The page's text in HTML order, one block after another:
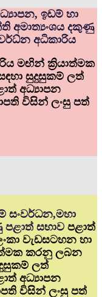
ඉඩම් හා
අමාත්‍යංශය දකුණු
අධිකාරිය
මඟින් ක්‍රියාත්මක
සුදුසුකම් ලත්
අධ්‍යාපන
විසින් ලංසු පත්
සංවර්ධන,මහා
පළාත් සභාව පළාත්
වැඩසටහන හා
කරනු ලබන
ලත්
අධ්‍යාපන
විසින් ලංසු පත්